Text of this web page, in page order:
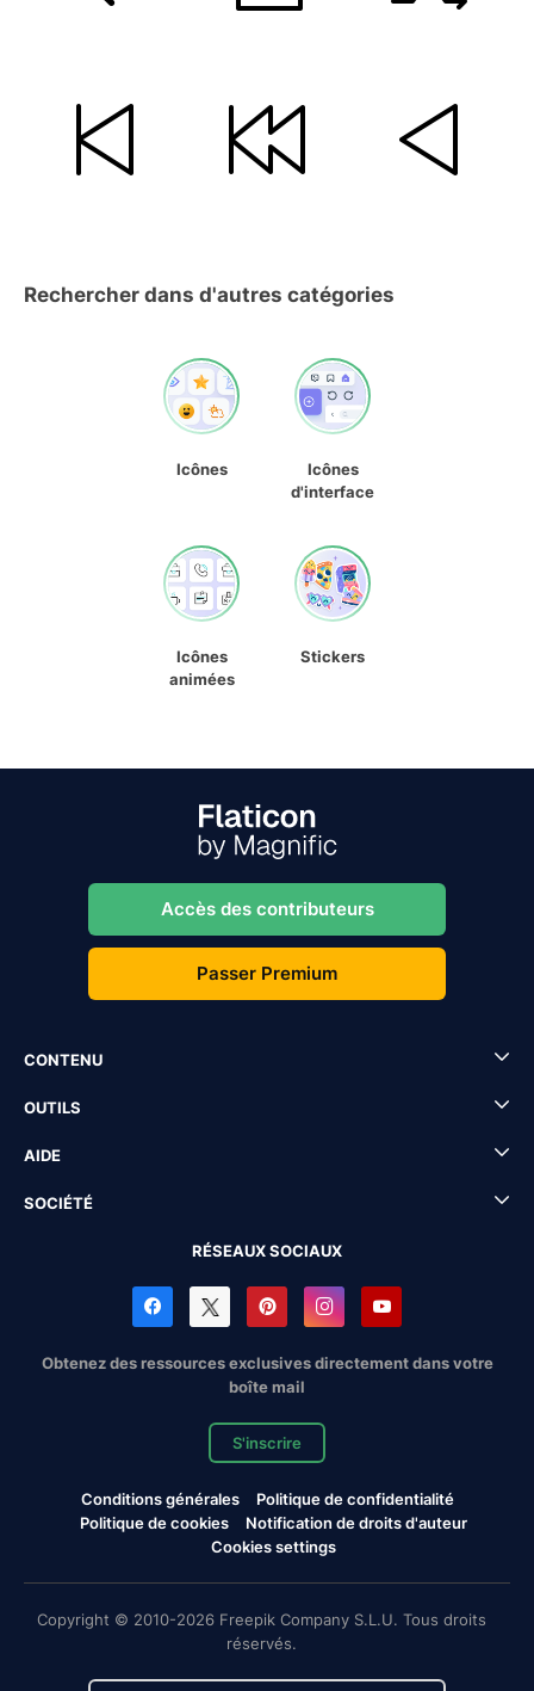
Rechercher dans d'autres catégories
Icônes
Icônes
d'interface
Icônes
animées
Stickers
Accès des contributeurs
Passer Premium
CONTENU
OUTILS
AIDE
SOCIÉTÉ
RÉSEAUX SOCIAUX
Obtenez des ressources exclusives directement dans votre
boîte mail
S'inscrire
Conditions générales
Politique de confidentialité
Politique de cookies
Notification de droits d'auteur
Cookies settings
Copyright © 2010-2026 Freepik Company S.L.U. Tous droits
réservés.